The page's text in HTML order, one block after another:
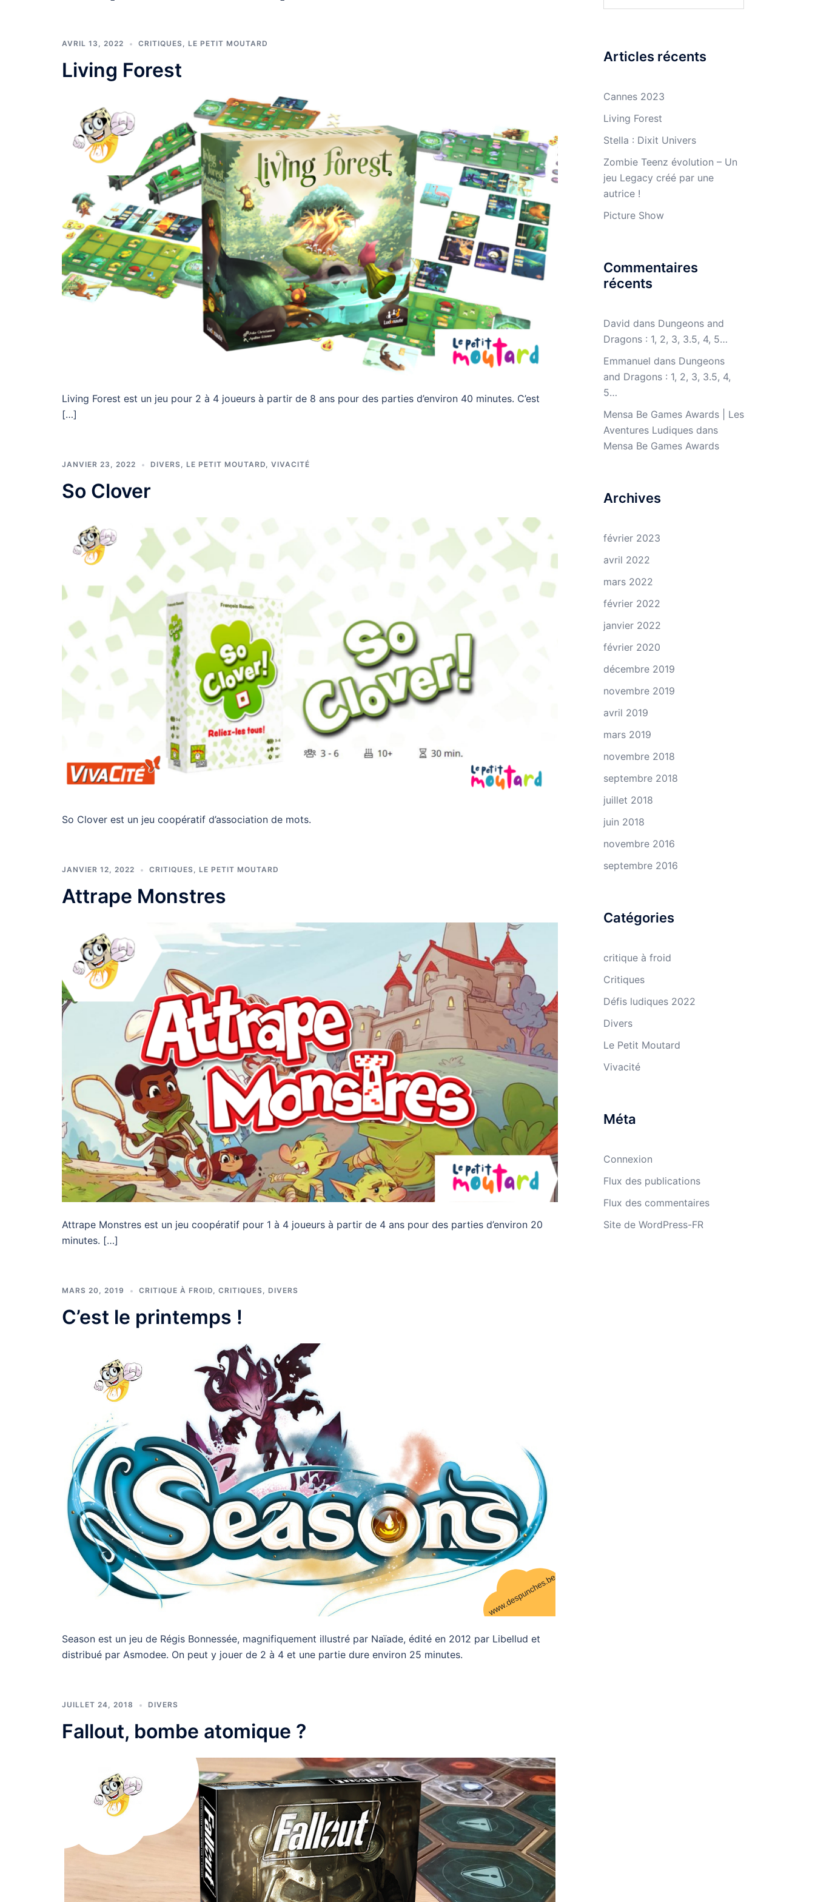
AVRIL 13, 2022 CRITIQUES, LE PETIT MOUTARD
Living Forest
Living Forest est un jeu pour 2 à 4 joueurs à partir de 8 ans pour des parties d’environ 40 minutes. C’est
[…]
JANVIER 23, 2022 DIVERS LE PETIT MOUTARD VIVACITÉ
So Clover
So Clover est un jeu coopératif d’association de mots.
JANVIER 12, 2022 CRITIQUES LE PETIT MOUTARD
Attrape Monstres
Attrape Monstres est un jeu coopératif pour 1 à 4 joueurs à partir de 4 ans pour des parties d’environ 20
minutes. […]
MARS 20, 2019 CRITIQUE À FROID CRITIQUES DIVERS
C’est le printemps !
Season est un jeu de Régis Bonnessée, magnifiquement illustré par Naïade, édité en 2012 par Libellud et
distribué par Asmodee. On peut y jouer de 2 à 4 et une partie dure environ 25 minutes.
JUILLET 24, 2018 DIVERS
Fallout, bombe atomique ?
Articles récents
Cannes 2023
Living Forest
Stella : Dixit Univers
Zombie Teenz évolution – Un
jeu Legacy créé par une
autrice !
Picture Show
Commentaires
récents
David dans Dungeons and
Dragons : 1, 2, 3, 3.5, 4, 5…
Emmanuel dans Dungeons
and Dragons : 1, 2, 3, 3.5, 4,
5…
Mensa Be Games Awards | Les
Aventures Ludiquesdans
Mensa Be Games Awards
Archives
février 2023
avril 2022
mars 2022
février 2022
janvier 2022
février 2020
décembre 2019
novembre 2019
avril 2019
mars 2019
novembre 2018
septembre 2018
juillet 2018
juin 2018
novembre 2016
septembre 2016
Catégories
critique à froid
Critiques
Défis ludiques 2022
Divers
Le Petit Moutard
Vivacité
Méta
Connexion
Flux des publications
Flux des commentaires
Site de WordPress-FR